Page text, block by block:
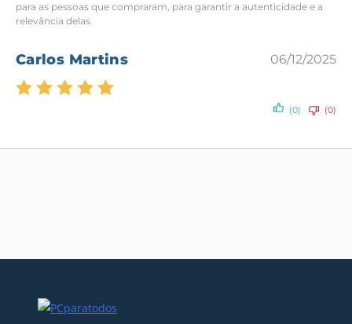
para as pessoas que compraram, para garantir a autenticidade e a
relevância delas
Carlos Martins 06/12/2025
(0) (0)